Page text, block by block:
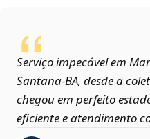
Serviço impecável em
Santana‑BA, desde a
chegou em perfeito
eficiente e atendimento